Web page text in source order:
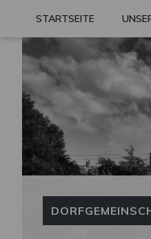
springen
STARTSEITE